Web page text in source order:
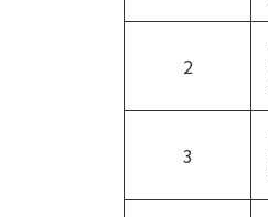
2
3